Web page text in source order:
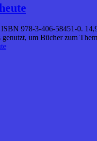
978-3-406-58451-0.
um Bücher zum